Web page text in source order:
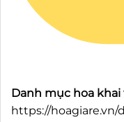
Danh mục hoa
https://